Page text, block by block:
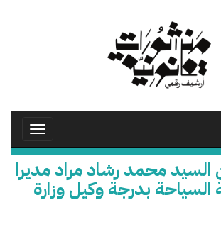
Toggle
السيد محمد رشاد مراد مديرا
بدرجة وكيل وزارة